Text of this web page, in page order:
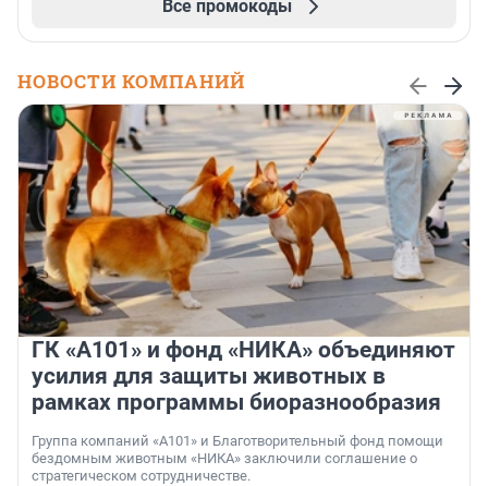
Все промокоды
НОВОСТИ КОМПАНИЙ
ГК «А101» и фонд «НИКА» объединяют
усилия для защиты животных в
рамках программы биоразнообразия
Группа компаний «А101» и Благотворительный фонд помощи
бездомным животным «НИКА» заключили соглашение о
стратегическом сотрудничестве.